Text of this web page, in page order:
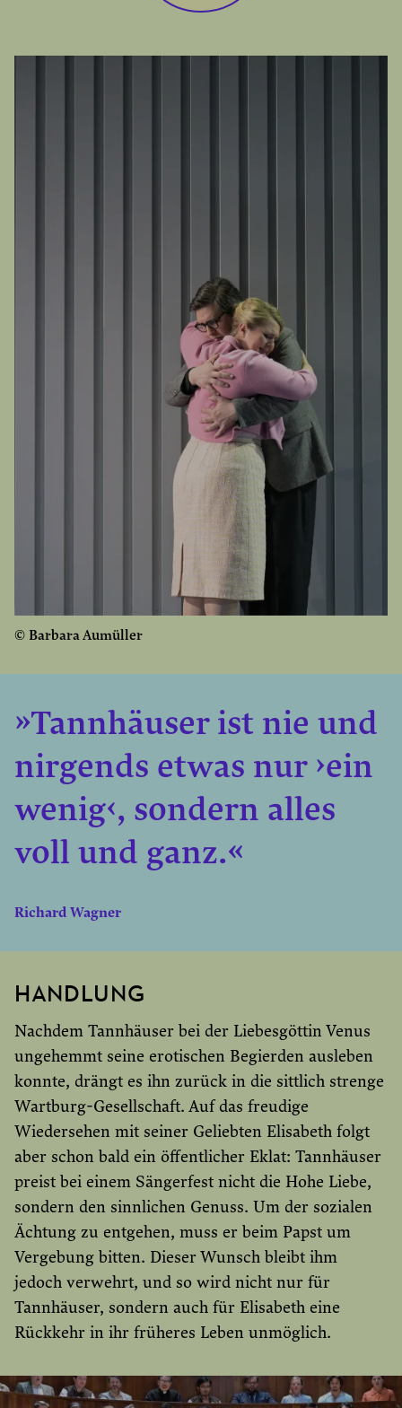
© Barbara Aumüller
»Tannhäuser ist nie und
nirgends etwas nur ›ein
wenig‹, sondern alles
voll und ganz.«
Richard Wagner
HANDLUNG
Nachdem Tannhäuser bei der Liebesgöttin Venus
ungehemmt seine erotischen Begierden ausleben
konnte, drängt es ihn zurück in die sittlich strenge
Wartburg-Gesellschaft. Auf das freudige
Wiedersehen mit seiner Geliebten Elisabeth folgt
aber schon bald ein öffentlicher Eklat: Tannhäuser
preist bei einem Sängerfest nicht die Hohe Liebe,
sondern den sinnlichen Genuss. Um der sozialen
Ächtung zu entgehen, muss er beim Papst um
Vergebung bitten. Dieser Wunsch bleibt ihm
jedoch verwehrt, und so wird nicht nur für
Tannhäuser, sondern auch für Elisabeth eine
Rückkehr in ihr früheres Leben unmöglich.